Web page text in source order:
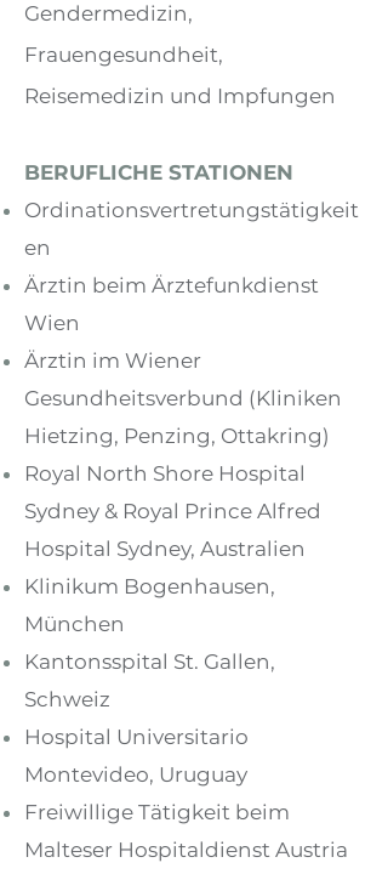
Gendermedizin,
Frauengesundheit,
Reisemedizin und Impfungen
BERUFLICHE STATIONEN
Ordinationsvertretungstätigkeit
en
Ärztin beim Ärztefunkdienst
Wien
Ärztin im Wiener
Gesundheitsverbund (Kliniken
Hietzing, Penzing, Ottakring)
Royal North Shore Hospital
Sydney & Royal Prince Alfred
Hospital Sydney, Australien
Klinikum Bogenhausen,
München
Kantonsspital St. Gallen,
Schweiz
Hospital Universitario
Montevideo, Uruguay
Freiwillige Tätigkeit beim
Malteser Hospitaldienst Austria